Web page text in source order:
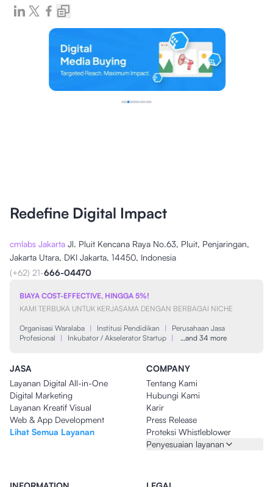
Redefine Digital Impact
cmlabs Jakarta Jl. Pluit Kencana Raya No.63, Pluit, Penjaringan,
Jakarta Utara, DKI Jakarta, 14450, Indonesia
(+62) 21-666-04470
BIAYA COST-EFFECTIVE, HINGGA 5%!
KAMI TERBUKA UNTUK KERJASAMA DENGAN BERBAGAI NICHE
Organisasi Waralaba | Institusi Pendidikan |
Perusahaan Jasa
Profesional
| Inkubator / Akselerator Startup | …and 34 more
JASA
Layanan Digital All-in-One
Digital Marketing
Layanan Kreatif Visual
Web & App Development
Lihat Semua Layanan
COMPANY
Tentang Kami
Hubungi Kami
Karir
Press Release
Proteksi Whistleblower
Penyesuaian layanan